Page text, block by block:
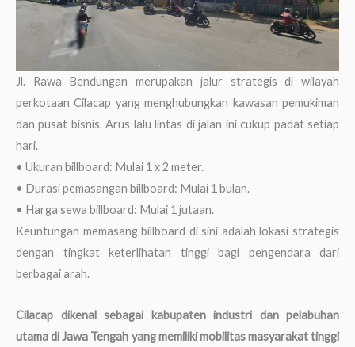
Jl. Rawa Bendungan merupakan jalur strategis di wilayah
perkotaan Cilacap yang menghubungkan kawasan pemukiman
dan pusat bisnis. Arus lalu lintas di jalan ini cukup padat setiap
hari.
• Ukuran billboard: Mulai 1 x 2 meter.
• Durasi pemasangan billboard: Mulai 1 bulan.
• Harga sewa billboard: Mulai 1 jutaan.
Keuntungan memasang billboard di sini adalah lokasi strategis
dengan tingkat keterlihatan tinggi bagi pengendara dari
berbagai arah.
Cilacap dikenal sebagai kabupaten industri dan pelabuhan
utama di Jawa Tengah yang memiliki mobilitas masyarakat tinggi